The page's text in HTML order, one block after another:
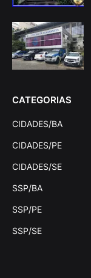
CATEGORIAS
CIDADES/BA
CIDADES/PE
CIDADES/SE
SSP/BA
SSP/PE
SSP/SE